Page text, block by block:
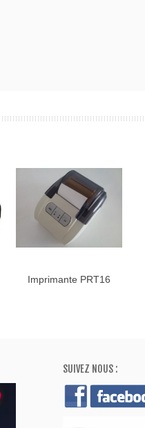
Imprimante PRT16
SUIVEZ NOUS :